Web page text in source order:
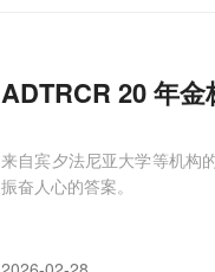
ADTRCR 20 年
来自宾夕法尼亚大学等机构
振奋人心的答案。